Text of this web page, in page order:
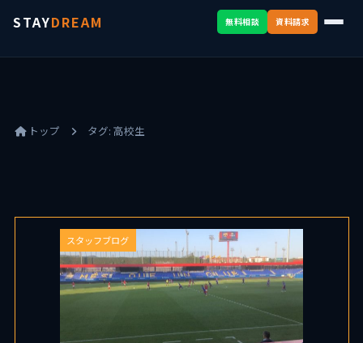
STAYDREAM 無料相談 資料請求
トップ タグ: 高校生
スタッフブログ